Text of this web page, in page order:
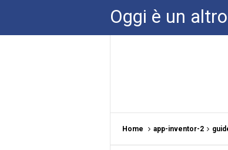
Oggi è un
Home app-inventor-2